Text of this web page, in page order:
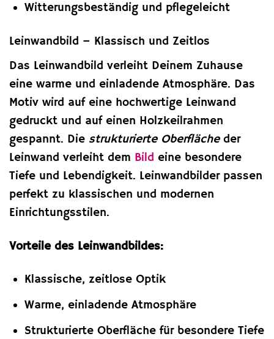
Witterungsbeständig und pflegeleicht
Leinwandbild – Klassisch und Zeitlos
Das Leinwandbild verleiht Deinem Zuhause
eine warme und einladende Atmosphäre. Das
Motiv wird auf eine hochwertige Leinwand
gedruckt und auf einen Holzkeilrahmen
gespannt. Die strukturierte Oberflächeder
Leinwand verleiht dem Bild eine besondere
Tiefe und Lebendigkeit. Leinwandbilder passen
perfekt zu klassischen und modernen
Einrichtungsstilen.
Vorteile des Leinwandbildes:
Klassische, zeitlose Optik
Warme, einladende Atmosphäre
Strukturierte Oberfläche für besondere Tiefe